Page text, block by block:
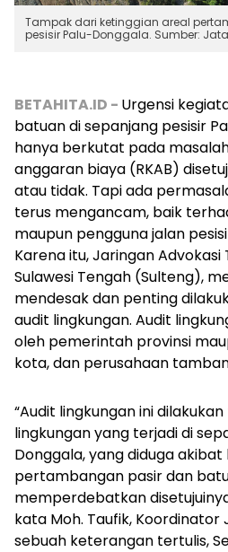
Tampak dari ketinggian areal
pesisir Palu-Donggala. Sumber:
BETAHITA.ID - Urgensi
batuan di sepanjang pesisir
hanya berkutat pada
anggaran biaya (RKAB)
atau tidak. Tapi ada
terus mengancam, baik
maupun pengguna jalan
Karena itu, Jaringan
Sulawesi Tengah (Sulteng),
mendesak dan penting
audit lingkungan. Audit
oleh pemerintah provinsi
kota, dan perusahaan
“Audit lingkungan ini
lingkungan yang terjadi di
Donggala, yang diduga
pertambangan pasir dan
memperdebatkan
kata Moh. Taufik,
sebuah keterangan tertulis,